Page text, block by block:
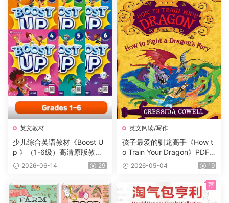
英文教材
少儿综合英语教材《Boost U
p 》（1-6级）高清原版教
材，学生书+课本答案试题
2026-06-14 29
英文阅读/写作
孩子最爱的驯龙高手《How t
o Train Your Dragon》PDF书
籍12册+电子书及音频+3册漫
2026-05-04 19
荐